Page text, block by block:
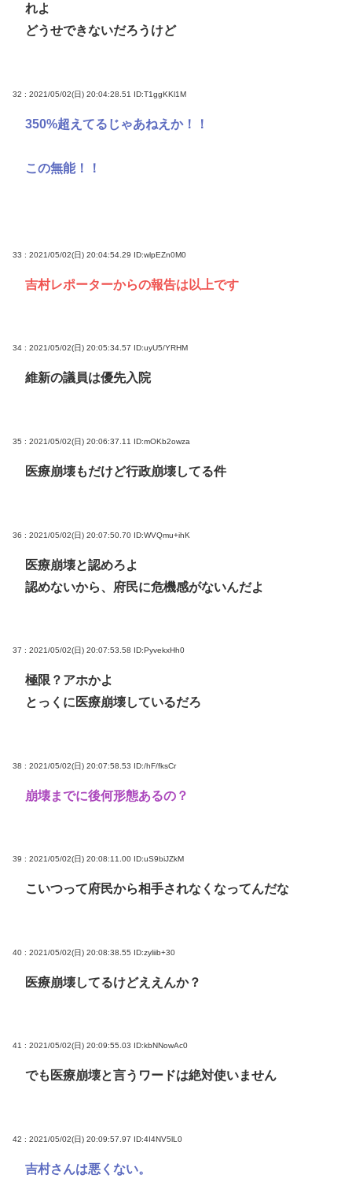
れよ
どうせできないだろうけど
32 : 2021/05/02(日) 20:04:28.51 ID:T1ggKKl1M
350%超えてるじゃあねえか！！
この無能！！
33 : 2021/05/02(日) 20:04:54.29 ID:wlpEZn0M0
吉村レポーターからの報告は以上です
34 : 2021/05/02(日) 20:05:34.57 ID:uyU5/YRHM
維新の議員は優先入院
35 : 2021/05/02(日) 20:06:37.11 ID:mOKb2owza
医療崩壊もだけど行政崩壊してる件
36 : 2021/05/02(日) 20:07:50.70 ID:WVQmu+ihK
医療崩壊と認めろよ
認めないから、府民に危機感がないんだよ
37 : 2021/05/02(日) 20:07:53.58 ID:PyvekxHh0
極限？アホかよ
とっくに医療崩壊しているだろ
38 : 2021/05/02(日) 20:07:58.53 ID:/hF/fksCr
崩壊までに後何形態あるの？
39 : 2021/05/02(日) 20:08:11.00 ID:uS9biJZkM
こいつって府民から相手されなくなってんだな
40 : 2021/05/02(日) 20:08:38.55 ID:zyliib+30
医療崩壊してるけどええんか？
41 : 2021/05/02(日) 20:09:55.03 ID:kbNNowAc0
でも医療崩壊と言うワードは絶対使いません
42 : 2021/05/02(日) 20:09:57.97 ID:4I4NV5lL0
吉村さんは悪くない。